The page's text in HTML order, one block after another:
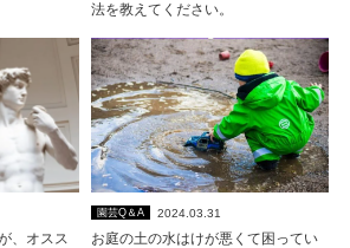
法を教えてください。
、オスス
園芸Q＆A 2024.03.31
お庭の土の水はけが悪くて困ってい